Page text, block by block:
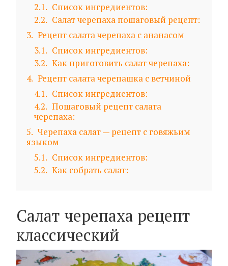
2.1
Список ингредиентов:
2.2
Салат черепаха пошаговый рецепт:
3 Рецепт салата черепаха с ананасом
3.1
Список ингредиентов:
3.2
Как приготовить салат черепаха:
4 Рецепт салата черепашка с ветчиной
4.1
Список ингредиентов:
4.2
Пошаговый рецепт салата
черепаха:
5 Черепаха салат — рецепт c говяжьим
языком
5.1
Список ингредиентов:
5.2
Как собрать салат:
Салат черепаха рецепт
классический